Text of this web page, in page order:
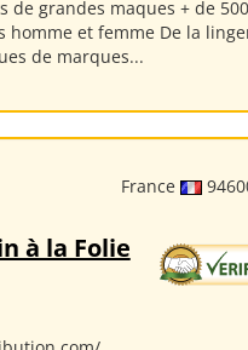
de grandes maques + de 500
homme et femme De la
de marques...
France
à la Folie